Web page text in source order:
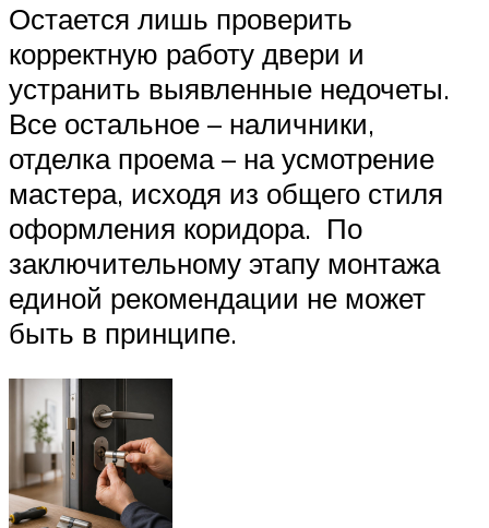
Остается лишь проверить
корректную работу двери и
устранить выявленные недочеты.
Все остальное – наличники,
отделка проема – на усмотрение
мастера, исходя из общего стиля
оформления коридора. По
заключительному этапу монтажа
единой рекомендации не может
быть в принципе.